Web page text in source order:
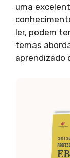
uma
ler, podem
temas
aprendizado